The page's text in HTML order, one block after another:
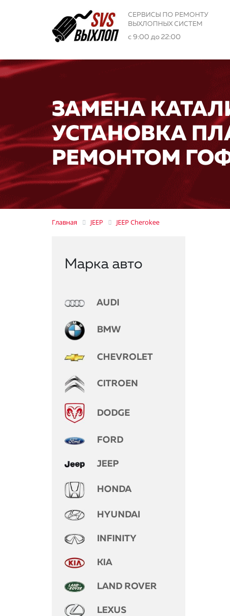
СЕРВИСЫ ПО РЕМОНТУ
ВЫХЛОПНЫХ СИСТЕМ
с 9:00 до 22:00
ЗАМЕНА
УСТАНОВКА
РЕМОНТОМ
Главная JEEP JEEP Cherokee
Марка авто
AUDI
BMW
CHEVROLET
CITROEN
DODGE
FORD
JEEP
HONDA
HYUNDAI
INFINITY
KIA
LAND ROVER
LEXUS